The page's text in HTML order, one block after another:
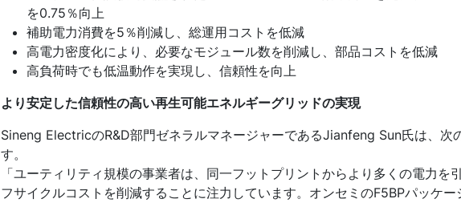
を0.75％向上
補助電力消費を5％削減し、総運用コストを低減
高電力密度化により、必要なモジュール数を削減し、部品コストを低減
高負荷時でも低温動作を実現し、信頼性を向上
より安定した信頼性の高い再生可能エネルギーグリッドの実現
Sineng ElectricのR&D部門ゼネラルマネージャーであるJianfeng Sun氏は、次
す。
「ユーティリティ規模の事業者は、同一フットプリントからより多くの電力を
フサイクルコストを削減することに注力しています。オンセミのF5BPパッケ